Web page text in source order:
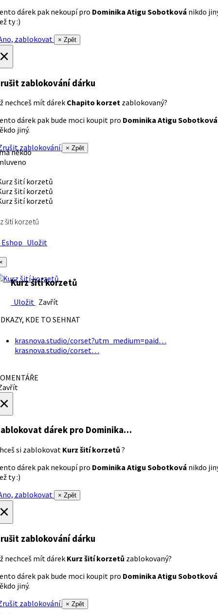
dárek pak nekoupí pro Dominika Atigu Sobotková nikdo
ty :)
zablokovat
× Zpět
zablokování dárku
nechceš mít dárek Chapito korzet zablokovaný?
dárek pak bude moci koupit pro Dominika Atigu Sobotková
jiný.
zablokování
× Zpět
někdo
šití korzetů
Uložit
Kurz šití korzetů
Uložit Zavřít
KDE TO SEHNAT
krasnova.studio/corset?utm_medium=paid…
krasnova.studio/corset…
dárek pro Dominika…
si zablokovat Kurz šití korzetů ?
dárek pak nekoupí pro Dominika Atigu Sobotková nikdo
ty :)
zablokovat
× Zpět
zablokování dárku
nechceš mít dárek Kurz šití korzetů zablokovaný?
dárek pak bude moci koupit pro Dominika Atigu Sobotková
jiný.
zablokování
× Zpět